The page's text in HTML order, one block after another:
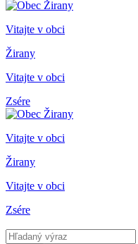
Vitajte v obci
Žirany
Vitajte v obci
Zsére
Vitajte v obci
Žirany
Vitajte v obci
Zsére